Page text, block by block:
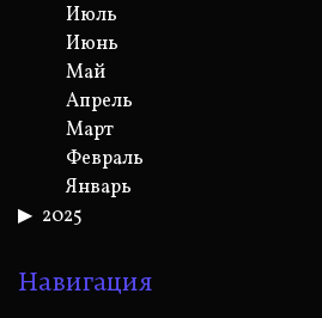
Июль
Июнь
Май
Апрель
Март
Февраль
Январь
2025
Навигация